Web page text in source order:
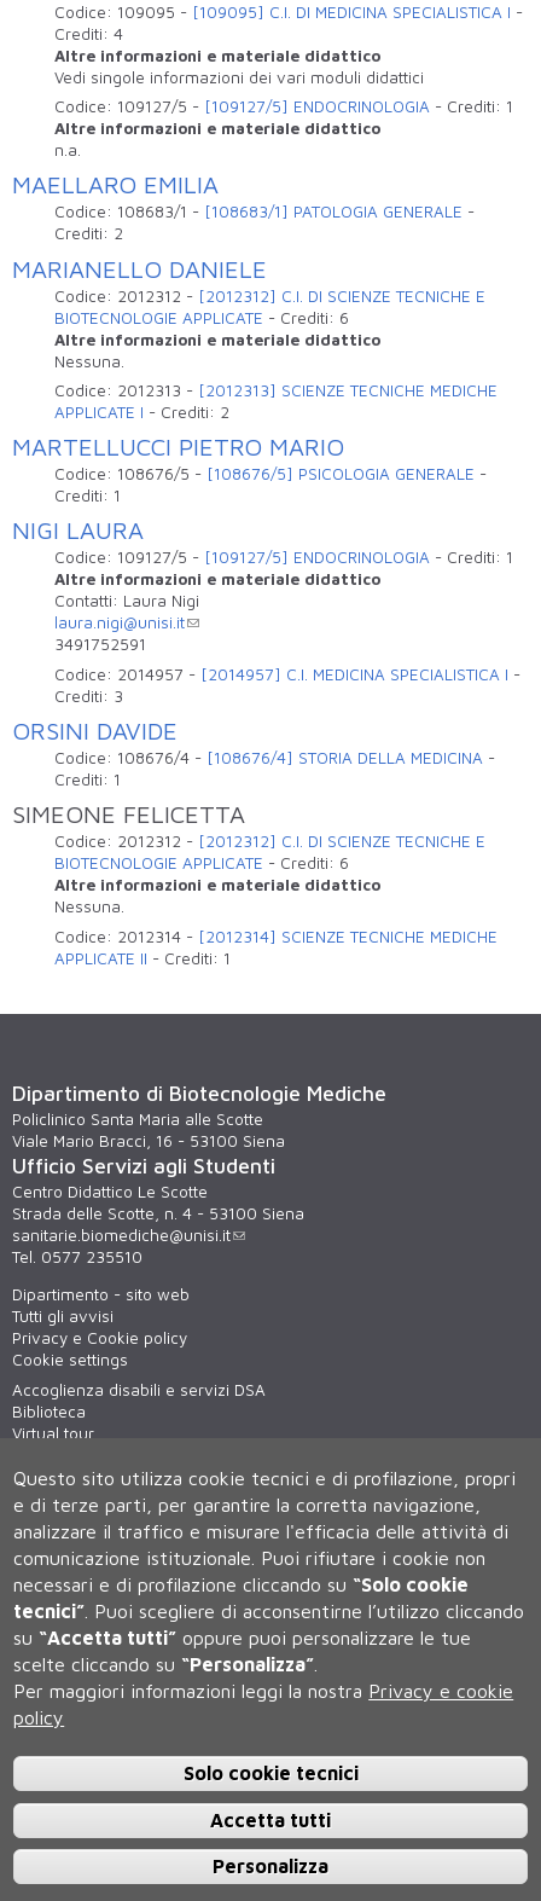
Codice: 109095 - [109095] C.I. DI MEDICINA SPECIALISTICA I -
Crediti:4
Altre informazioni e materiale didattico
Vedi singole informazioni dei vari moduli didattici
Codice: 109127/5 - [109127/5] ENDOCRINOLOGIA - Crediti: 1
Altre informazioni e materiale didattico
n.a.
MAELLARO EMILIA
Codice: 108683/1 - [108683/1] PATOLOGIA GENERALE -
Crediti: 2
MARIANELLO DANIELE
Codice: 2012312 - [2012312] C.I. DI SCIENZE TECNICHE E
BIOTECNOLOGIE APPLICATE - Crediti: 6
Altre informazioni e materiale didattico
Nessuna.
Codice: 2012313 - [2012313] SCIENZE TECNICHE MEDICHE
APPLICATE I - Crediti: 2
MARTELLUCCI PIETRO MARIO
Codice: 108676/5 - [108676/5] PSICOLOGIA GENERALE -
Crediti: 1
NIGI LAURA
Codice: 109127/5 - [109127/5] ENDOCRINOLOGIA - Crediti: 1
Altre informazioni e materiale didattico
Contatti: Laura Nigi
laura.nigi@unisi.it
3491752591
Codice: 2014957 - [2014957] C.I. MEDICINA SPECIALISTICA I -
Crediti: 3
ORSINI DAVIDE
Codice: 108676/4 - [108676/4] STORIA DELLA MEDICINA -
Crediti: 1
SIMEONE FELICETTA
Codice: 2012312 - [2012312] C.I. DI SCIENZE TECNICHE E
BIOTECNOLOGIE APPLICATE - Crediti: 6
Altre informazioni e materiale didattico
Nessuna.
Codice: 2012314 - [2012314] SCIENZE TECNICHE MEDICHE
APPLICATE II - Crediti: 1
Dipartimento di Biotecnologie Mediche
Policlinico Santa Maria alle Scotte
Viale Mario Bracci, 16 - 53100 Siena
Ufficio Servizi agli Studenti
Centro Didattico Le Scotte
Strada delle Scotte, n. 4 - 53100 Siena
sanitarie.biomediche@unisi.it
Tel. 0577 235510
Dipartimento - sito web
Tutti gli avvisi
Privacy e Cookie policy
Cookie settings
Accoglienza disabili e servizi DSA
Biblioteca
Virtual tour
Università degli Studi di Siena
Rettorato, via Banchi di Sotto 55, 53100 Siena ITALIA
P.IVA 00273530527 | C.F. 80002070524 | Caselle Pec: Posta
Elettronica Certificata
0577 235555 (dal lunedì al venerdì dalle 9.30 alle 10.30)
Questo sito utilizza cookie tecnici e di profilazione, propri
e di terze parti, per garantire la corretta navigazione,
analizzare il traffico e misurare l'efficacia delle attività di
comunicazione istituzionale. Puoi rifiutare i cookie non
necessari e di profilazione cliccando su “Solo cookie
tecnici” Puoi scegliere di acconsentirne l’utilizzo cliccando
su “Accetta tutti” oppure puoi personalizzare le tue
scelte cliccando su “Personalizza”
Per maggiori informazioni leggi la nostra Privacy e cookie
policy
Solo cookie tecnici
Accetta tutti
Personalizza